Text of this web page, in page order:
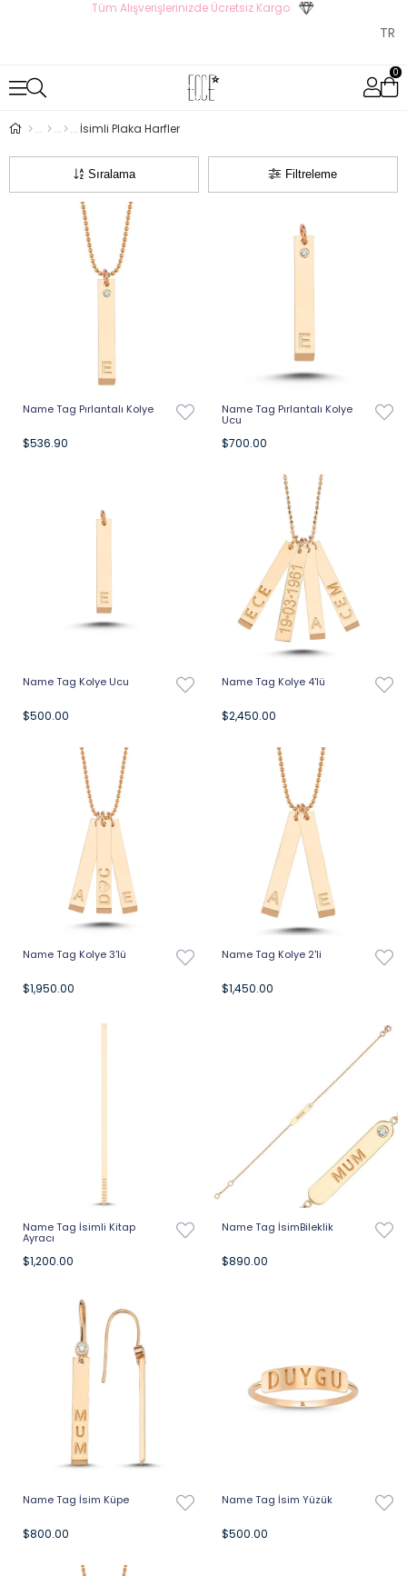
Tüm Alışverişlerinizde Ücretsiz Kargo
0
İsimli Plaka Harfler
Filtreleme
Sıralama
Name Tag Pırlantalı Kolye
$536.90
Name Tag Pırlantalı Kolye
Ucu
$700.00
Name Tag Kolye Ucu
$500.00
Name Tag Kolye 4'lü
$2,450.00
Name Tag Kolye 3'lü
$1,950.00
Name Tag Kolye 2'li
$1,450.00
Name Tag İsimli Kitap
Ayracı
$1,200.00
Name Tag İsimBileklik
$890.00
Name Tag İsim Küpe
$800.00
Name Tag İsim Yüzük
$500.00